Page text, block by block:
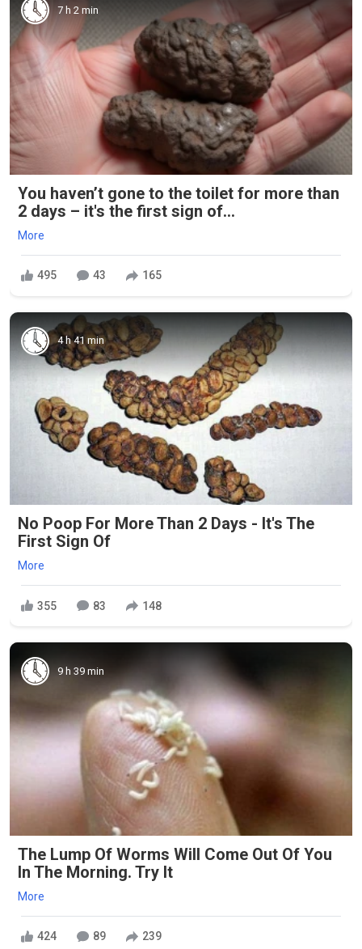
7 h 2 min
You haven’t gone to the toilet for more than
2 days – it's the first sign of...
More
495 43 165
4 h 41 min
No Poop For More Than 2 Days - It's The
First Sign Of
More
355 83 148
9 h 39 min
The Lump Of Worms Will Come Out Of You
In The Morning. Try It
More
424 89 239